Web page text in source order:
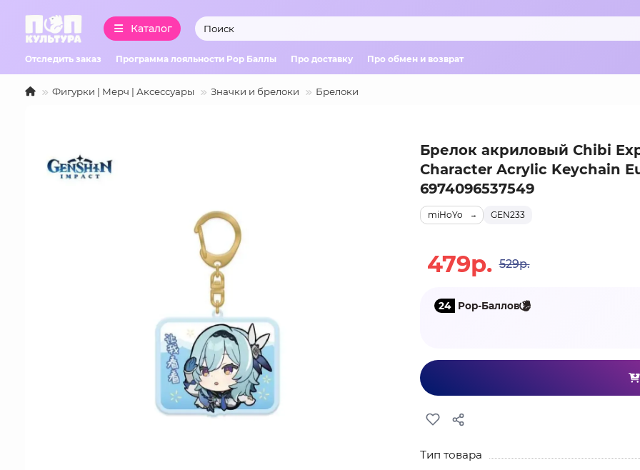
Каталог
Отследить заказ Программа лояльности Pop Баллы Про доставку Про обмен и возврат
Фигурки | Мерч | Аксессуары Значки и брелоки Брелоки
Брелок акриловый Chibi
Character Acrylic Keychain
6974096537549
GEN233
miHoYo
479р. 529р.
24 Pop-Баллов
Тип товара